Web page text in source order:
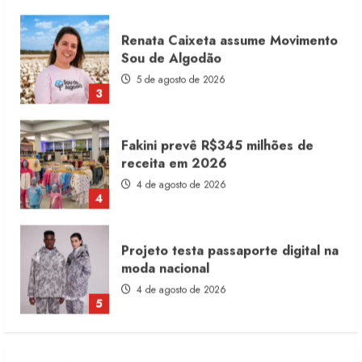
4
Fakini prevê R$345 milhões de
receita em 2026
4 de agosto de 2026
5
Projeto testa passaporte digital na
moda nacional
4 de agosto de 2026
1
Dia dos Pais reforça retomada da
moda no varejo
7 de agosto de 2026